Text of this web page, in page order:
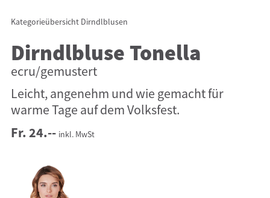
Kategorieübersicht Dirndlblusen
Dirndlbluse Tonella
ecru/gemustert
Leicht, angenehm und wie gemacht für
warme Tage auf dem Volksfest.
Fr. 24.-- inkl. MwSt